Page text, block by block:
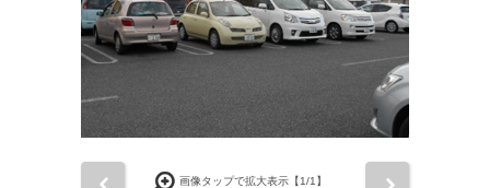
画像タップで拡大表示【1/1】